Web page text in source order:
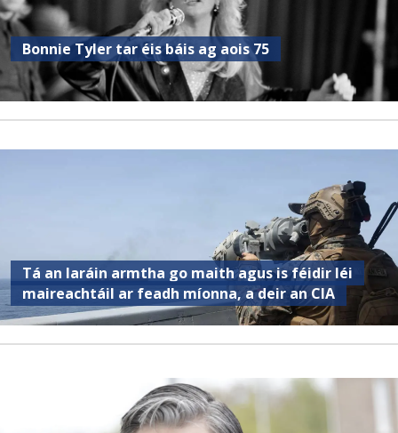
Bonnie Tyler tar éis báis ag aois 75
Tá an Iaráin armtha go maith agus is féidir léi
maireachtáil ar feadh míonna, a deir an CIA